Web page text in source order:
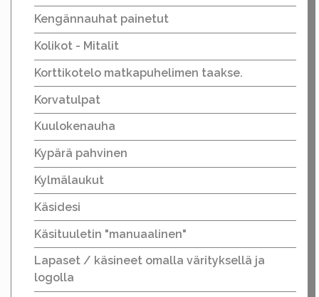
Kengännauhat painetut
Kolikot - Mitalit
Korttikotelo matkapuhelimen taakse.
Korvatulpat
Kuulokenauha
Kypärä pahvinen
Kylmälaukut
Käsidesi
Käsituuletin "manuaalinen"
Lapaset / käsineet omalla värityksellä ja
logolla